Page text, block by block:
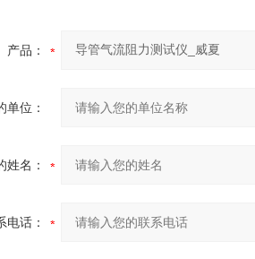
产品：
单位：
姓名：
电话：